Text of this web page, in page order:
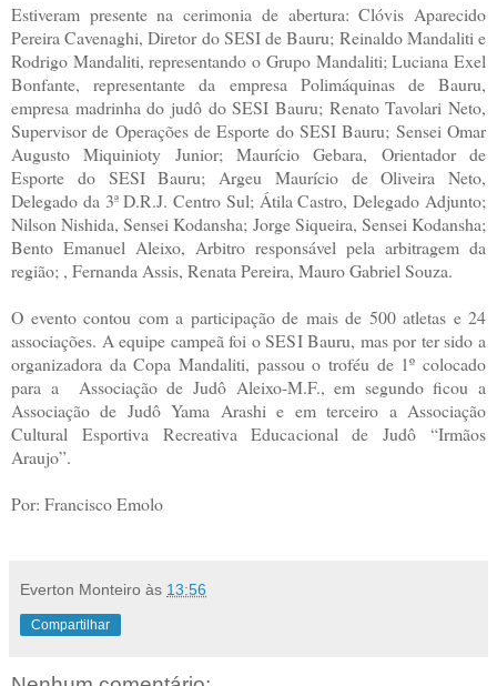
Estiveram presente na cerimonia de abertura: Clóvis Aparecido
Pereira Cavenaghi, Diretor do SESI de Bauru; Reinaldo Mandaliti e
Rodrigo Mandaliti, representando o Grupo Mandaliti; Luciana Exel
Bonfante, representante da empresa Polimáquinas de Bauru,
empresa madrinha do judô do SESI Bauru; Renato Tavolari Neto,
Supervisor de Operações de Esporte do SESI Bauru; Sensei Omar
Augusto Miquinioty Junior; Maurício Gebara, Orientador de
Esporte do SESI Bauru; Argeu Maurício de Oliveira Neto,
Delegado da 3ª D.R.J. Centro Sul; Átila Castro, Delegado Adjunto;
Nilson Nishida, Sensei Kodansha; Jorge Siqueira, Sensei Kodansha;
Bento Emanuel Aleixo, Arbitro responsável pela arbitragem da
região; , Fernanda Assis, Renata Pereira, Mauro Gabriel Souza.
O evento contou com a participação de mais de 500 atletas e 24
associações. A equipe campeã foi o SESI Bauru, mas por ter sido a
organizadora da Copa Mandaliti, passou o troféu de 1º colocado
para a Associação de Judô Aleixo-M.F., em segundo ficou a
Associação de Judô Yama Arashi e em terceiro a Associação
Cultural Esportiva Recreativa Educacional de Judô “Irmãos
Araujo”.
Por: Francisco Emolo
Everton Monteiro às 13:56
Compartilhar